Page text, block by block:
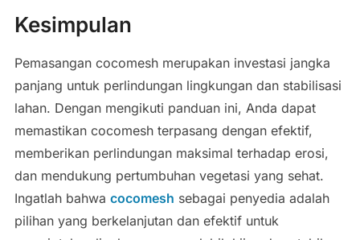
Kesimpulan
Pemasangan cocomesh merupakan investasi jangka
panjang untuk perlindungan lingkungan dan stabilisasi
lahan. Dengan mengikuti panduan ini, Anda dapat
memastikan cocomesh terpasang dengan efektif,
memberikan perlindungan maksimal terhadap erosi,
dan mendukung pertumbuhan vegetasi yang sehat.
Ingatlah bahwa cocomesh sebagai penyedia adalah
pilihan yang berkelanjutan dan efektif untuk